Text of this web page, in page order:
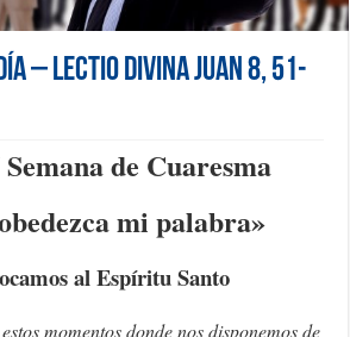
– Lectio Divina Juan 8, 51-
de Cuaresma
mi palabra»
al Espíritu Santo
momentos donde nos disponemos de